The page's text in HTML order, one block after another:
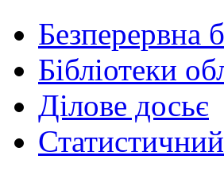
Безперервна
Бібліотеки
Ділове досьє